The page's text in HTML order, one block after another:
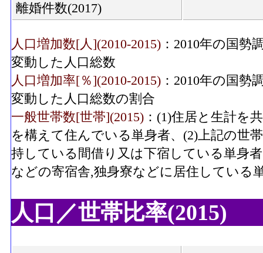
離婚件数(2017)
人口増加数[人](2010-2015) ：2010年の国勢
変動した人口総数
人口増加率[％](2010-2015) ：2010年の国勢
変動した人口総数の割合
一般世帯数[世帯](2015) ：(1)住居と生計を
を構えて住んでいる単身者、(2)上記の世
持している間借り又は下宿している単身
などの寄宿舎,独身寮などに居住している
人口／世帯比率(2015)